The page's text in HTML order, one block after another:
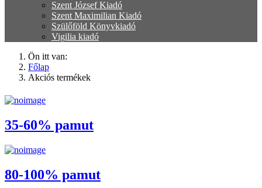
Szent József Kiadó
Szent Maximilian Kiadó
Szülőföld Könyvkiadó
Vigilia kiadó
Ön itt van:
Főlap
Akciós termékek
35-60% pamut
80-100% pamut